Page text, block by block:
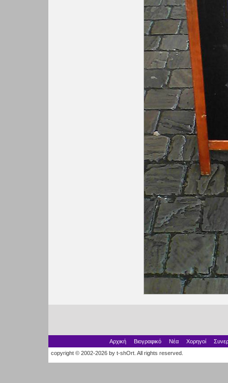
Αρχική Βιογραφικό Νέα Χορηγοί
copyright © 2002-2026 by t-shOrt. All rights reserved.